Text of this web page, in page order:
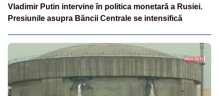
Vladimir Putin intervine în politica monetară a Rusiei.
Presiunile asupra Băncii Centrale se intensifică